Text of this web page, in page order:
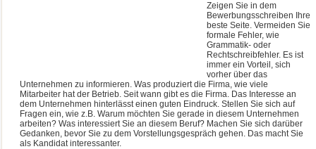
Zeigen Sie in dem
Bewerbungsschreiben Ihre
beste Seite. Vermeiden Sie
formale Fehler, wie
Grammatik- oder
Rechtschreibfehler. Es ist
immer ein Vorteil, sich
vorher über das
Unternehmen zu informieren. Was produziert die Firma, wie viele
Mitarbeiter hat der Betrieb. Seit wann gibt es die Firma. Das Interesse an
dem Unternehmen hinterlässt einen guten Eindruck. Stellen Sie sich auf
Fragen ein, wie z.B. Warum möchten Sie gerade in diesem Unternehmen
arbeiten? Was interessiert Sie an diesem Beruf? Machen Sie sich darüber
Gedanken, bevor Sie zu dem Vorstellungsgespräch gehen. Das macht Sie
als Kandidat interessanter.